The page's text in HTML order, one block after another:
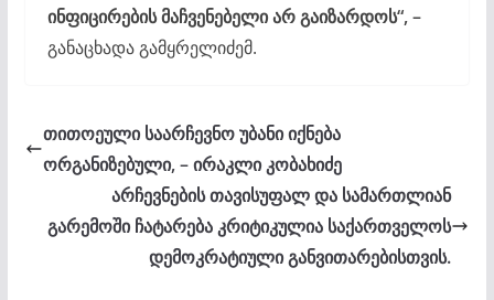
ინფიცირების მაჩვენებელი არ გაიზარდოს“, –
განაცხადა გამყრელიძემ.
თითოეული საარჩევნო უბანი იქნება
ორგანიზებული, – ირაკლი კობახიძე
არჩევნების თავისუფალ და სამართლიან
გარემოში ჩატარება კრიტიკულია საქართველოს
დემოკრატიული განვითარებისთვის.